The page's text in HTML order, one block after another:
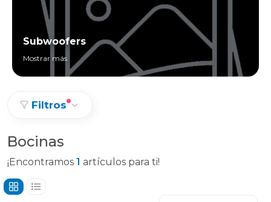
Subwoofers
Mostrar más
Filtros
Bocinas
¡Encontramos 1 artículos para ti!